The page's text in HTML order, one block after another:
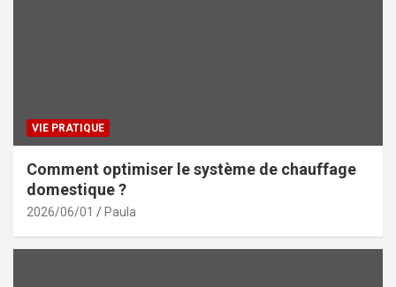
VIE PRATIQUE
Comment optimiser le système de chauffage
domestique ?
2026/06/01 Paula